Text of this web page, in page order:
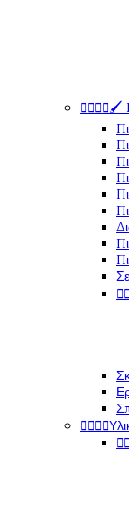
🖌️


